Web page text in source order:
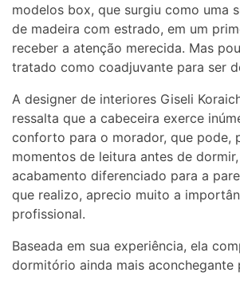
modelos box, que surgiu como uma
de madeira com estrado, em um
receber a atenção merecida. Mas
tratado como coadjuvante para ser
A designer de interiores Giseli
ressalta que a cabeceira exerce
conforto para o morador, que pode,
momentos de leitura antes de
acabamento diferenciado para a
que realizo, aprecio muito a
profissional.
Baseada em sua experiência, ela
dormitório ainda mais aconchegante